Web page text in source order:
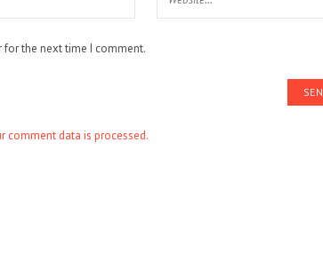
for the next time I comment.
comment data is processed.